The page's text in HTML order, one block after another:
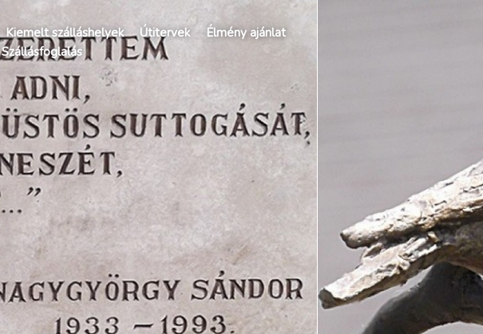
Kiemelt szálláshelyek Útitervek
Élmény ajánlat
Szállásfoglalás